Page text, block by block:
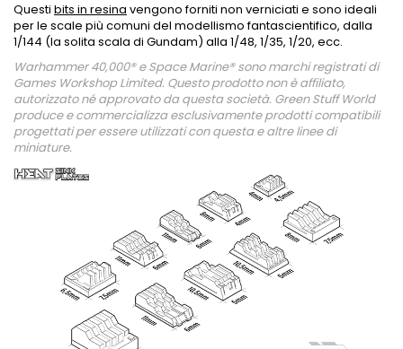
Questi bits in resina vengono forniti non verniciati e sono ideali
per le scale più comuni del modellismo fantascientifico, dalla
1/144 (la solita scala di Gundam) alla 1/48, 1/35, 1/20, ecc.
Warhammer 40,000® e Space Marine® sono marchi registrati di
Games Workshop Limited. Questo prodotto non è affiliato,
autorizzato né approvato da questa società. Green Stuff World
produce e commercializza esclusivamente prodotti compatibili
progettati per essere utilizzati con questa e altre linee di
miniature.